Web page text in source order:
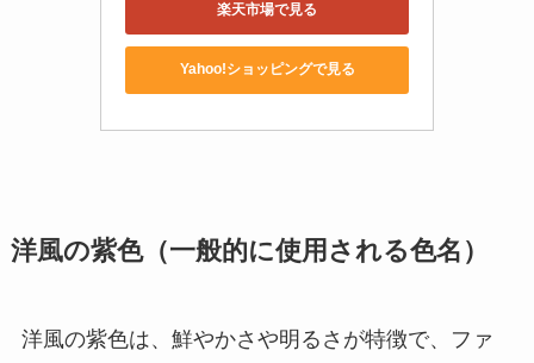
楽天市場で見る
Yahoo!ショッピングで見る
洋風の紫色（一般的に使用される色名）
洋風の紫色は、鮮やかさや明るさが特徴で、ファ